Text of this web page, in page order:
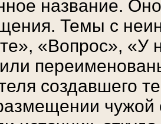
название.
Темы с
«Вопрос», «У
создавшего
чужой